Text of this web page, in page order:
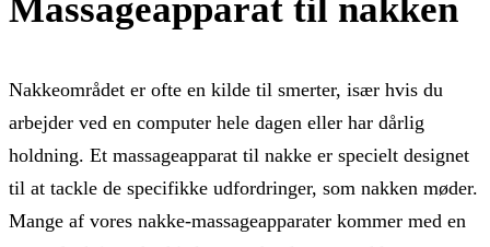
Massageapparat til nakken
Nakkeområdet er ofte en kilde til smerter, især hvis du
arbejder ved en computer hele dagen eller har dårlig
holdning. Et massageapparat til nakke er specielt designet
til at tackle de specifikke udfordringer, som nakken møder.
Mange af vores nakke-massageapparater kommer med en